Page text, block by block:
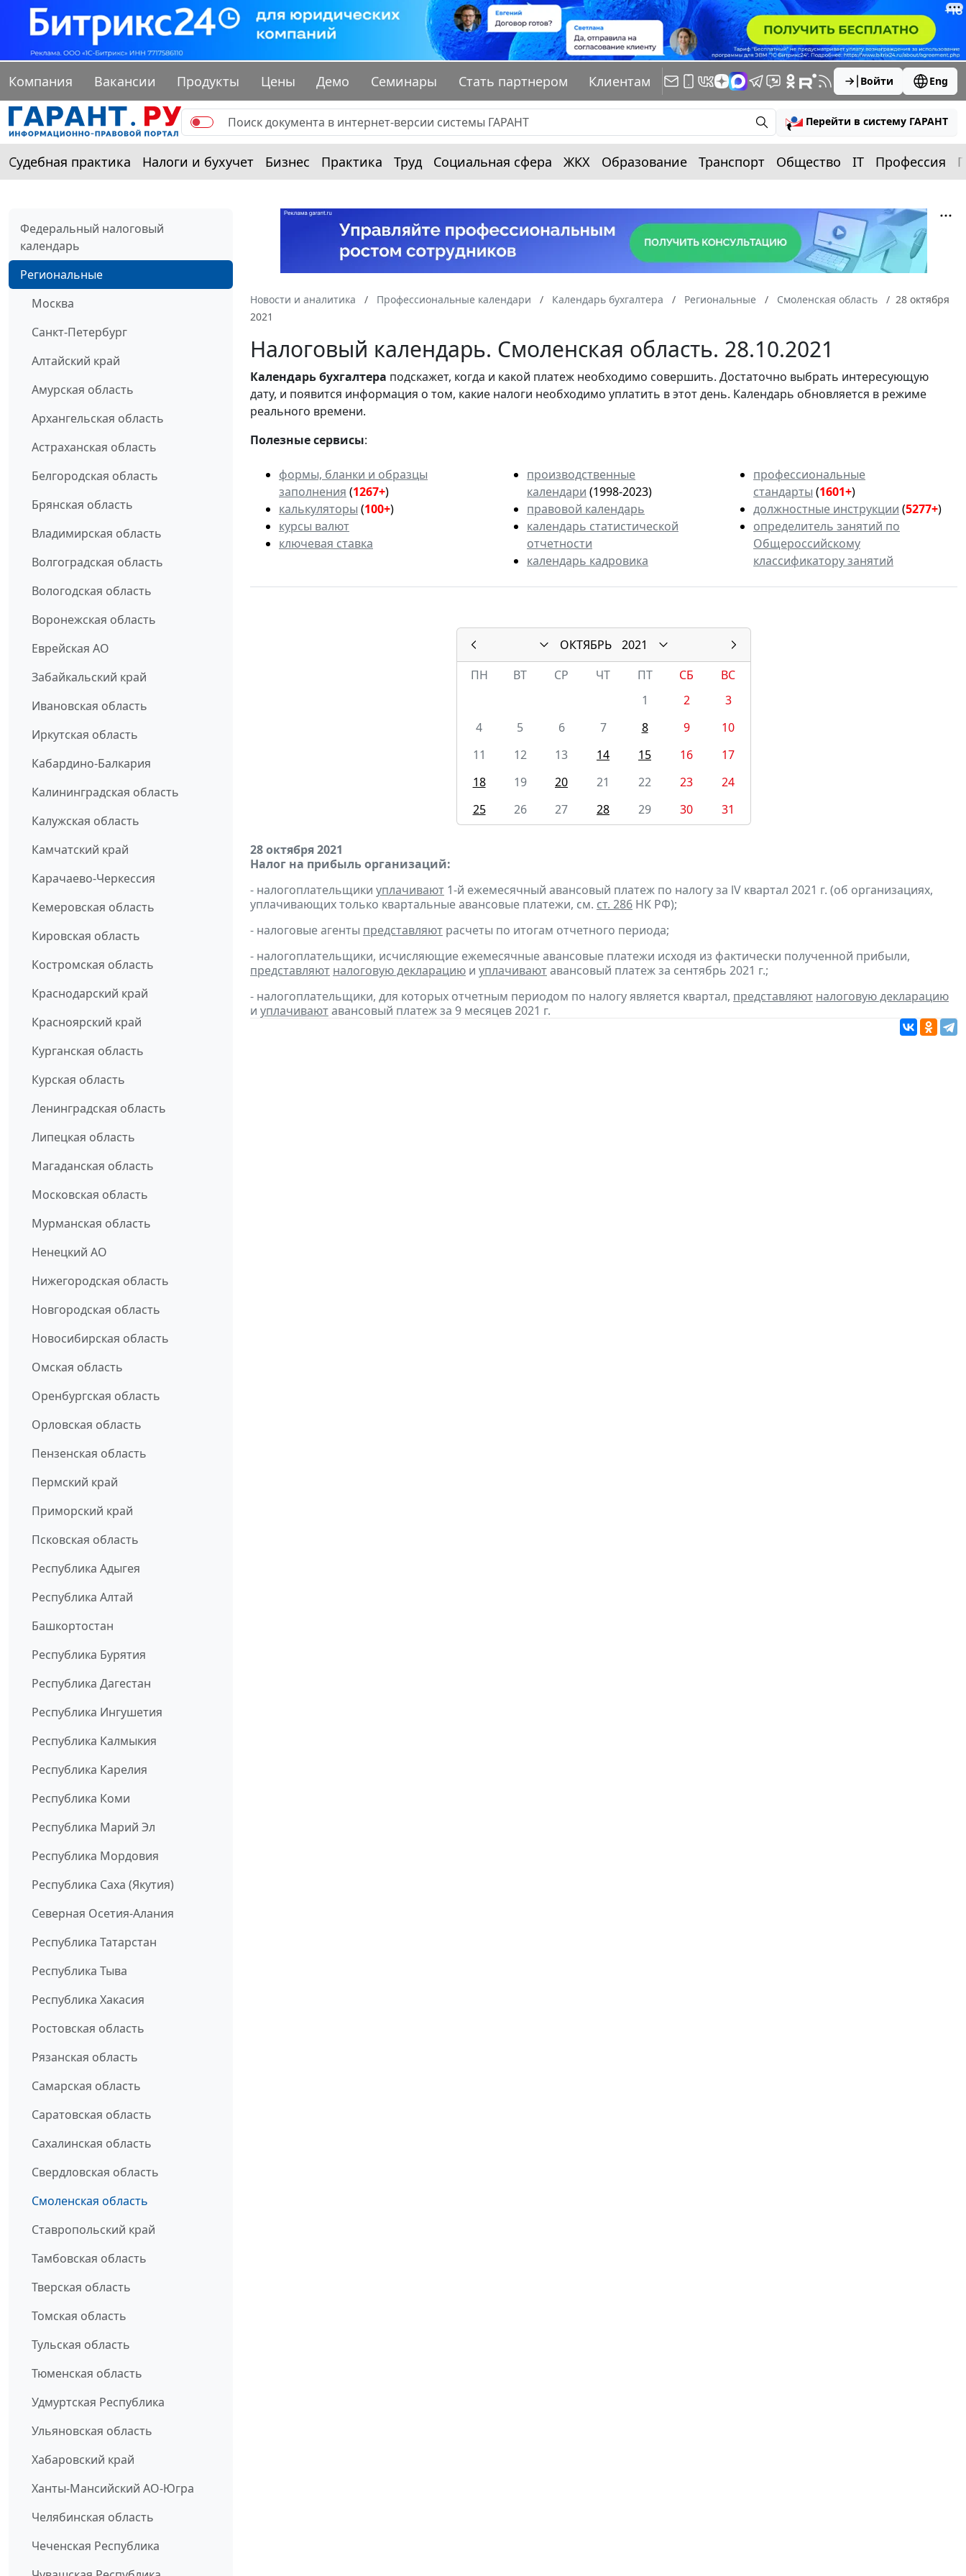
Компания Вакансии Продукты Цены Демо Семинары Стать партнером Клиентам Войти Eng
Перейти в систему ГАРАНТ
Судебная практика Налоги и бухучет Бизнес Практика Труд Социальная сфера ЖКХ Образование Транспорт Общество IT Профессия
Федеральный налоговый
календарь
Региональные
Москва
Санкт-Петербург
Алтайский край
Амурская область
Архангельская область
Астраханская область
Белгородская область
Брянская область
Владимирская область
Волгоградская область
Вологодская область
Воронежская область
Еврейская АО
Забайкальский край
Ивановская область
Иркутская область
Кабардино-Балкария
Калининградская область
Калужская область
Камчатский край
Карачаево-Черкессия
Кемеровская область
Кировская область
Костромская область
Краснодарский край
Красноярский край
Курганская область
Курская область
Ленинградская область
Липецкая область
Магаданская область
Московская область
Мурманская область
Ненецкий АО
Нижегородская область
Новгородская область
Новосибирская область
Омская область
Оренбургская область
Орловская область
Пензенская область
Пермский край
Приморский край
Псковская область
Республика Адыгея
Республика Алтай
Башкортостан
Республика Бурятия
Республика Дагестан
Республика Ингушетия
Республика Калмыкия
Республика Карелия
Республика Коми
Республика Марий Эл
Республика Мордовия
Республика Саха (Якутия)
Северная Осетия-Алания
Республика Татарстан
Республика Тыва
Республика Хакасия
Ростовская область
Рязанская область
Самарская область
Саратовская область
Сахалинская область
Свердловская область
Смоленская область
Ставропольский край
Тамбовская область
Тверская область
Томская область
Тульская область
Тюменская область
Удмуртская Республика
Ульяновская область
Хабаровский край
Ханты-Мансийский АО-Югра
Челябинская область
Чеченская Республика
Новости и аналитика Профессиональные календари Календарь бухгалтера Региональные Смоленская область
28 октября
2021
Налоговый календарь. Смоленская область. 28.10.2021
Календарьбухгалтера подскажет, когда и какой платеж необходимо совершить. Достаточно выбрать интересующую
дату, и появится информация о том, какие налоги необходимо уплатить в этот день. Календарь обновляется в режиме
реального времени.
Полезные сервисы:
формы, бланки и образцы
заполнения (1267+)
калькуляторы (100+)
курсы валют
ключевая ставка
производственные
календари (1998-2023)
правовой календарь
календарь статистической
отчетности
календарь кадровика
профессиональные
стандарты (1601+)
должностные инструкции (5277+)
определитель занятий по
Общероссийскому
классификатору занятий
ОКТЯБРЬ
2021
ПН
ВТ СР ЧТ ПТ СБ
ВС
1
2
3
4
5 6 7 8 9
10
11
12 13 14 15 16
17
18
19 20 21 22 23
24
25
26 27 28 29 30 31
28 октября 2021
Налог на прибыль организаций:
- налогоплательщики уплачивают 1-й ежемесячный авансовый платеж по налогу за lV квартал 2021 г. (об организациях,
уплачивающих только квартальные авансовые платежи, см. ст. 286 НК РФ);
- налоговые агенты представляют расчеты по итогам отчетного периода;
- налогоплательщики, исчисляющие ежемесячные авансовые платежи исходя из фактически полученной прибыли,
представляют налоговую декларацию и уплачиваютавансовый платеж за сентябрь 2021 г.;
- налогоплательщики, для которых отчетным периодом по налогу является квартал, представляют налоговую декларацию
и уплачиваютавансовый платеж за 9 месяцев 2021 г.